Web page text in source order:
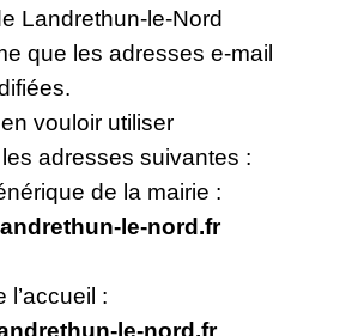
Landrethun-le-Nord
que les adresses e-mail
vouloir utiliser
adresses suivantes :
de la mairie :
le-nord.fr
l’accueil :
le-nord.fr